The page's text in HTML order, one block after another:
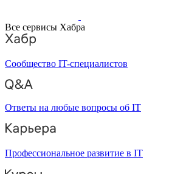
Все сервисы Хабра
Сообщество IT-специалистов
Ответы на любые вопросы об IT
Профессиональное развитие в IT